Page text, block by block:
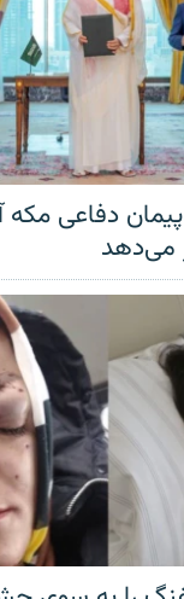
دفاعی مکه
می‌دهد